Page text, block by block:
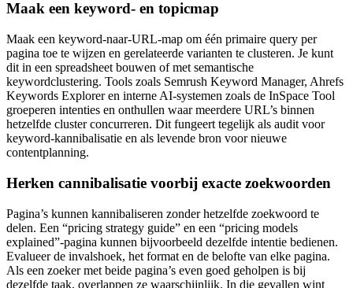
Maak een keyword- en topicmap
Maak een keyword-naar-URL-map om één primaire query per
pagina toe te wijzen en gerelateerde varianten te clusteren. Je kunt
dit in een spreadsheet bouwen of met semantische
keywordclustering. Tools zoals Semrush Keyword Manager, Ahrefs
Keywords Explorer en interne AI-systemen zoals de InSpace Tool
groeperen intenties en onthullen waar meerdere URL’s binnen
hetzelfde cluster concurreren. Dit fungeert tegelijk als audit voor
keyword-kannibalisatie en als levende bron voor nieuwe
contentplanning.
Herken cannibalisatie voorbij exacte zoekwoorden
Pagina’s kunnen kannibaliseren zonder hetzelfde zoekwoord te
delen. Een “pricing strategy guide” en een “pricing models
explained”-pagina kunnen bijvoorbeeld dezelfde intentie bedienen.
Evalueer de invalshoek, het format en de belofte van elke pagina.
Als een zoeker met beide pagina’s even goed geholpen is bij
dezelfde taak, overlappen ze waarschijnlijk. In die gevallen wint